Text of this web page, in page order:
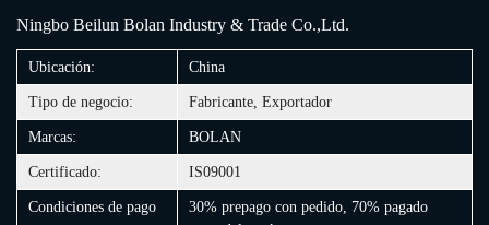
Ningbo Beilun Bolan Industry & Trade Co.,Ltd.
Ubicación: China
Tipo de negocio: Fabricante, Exportador
Marcas: BOLAN
Certificado: IS09001
Condiciones de pago
30% prepago con pedido, 70% pagado